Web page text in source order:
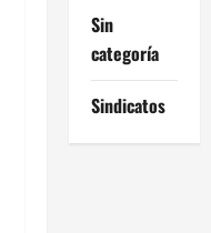
Sin
categoría
Sindicatos